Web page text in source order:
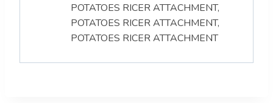
POTATOES RICER ATTACHMENT,
POTATOES RICER ATTACHMENT,
POTATOES RICER ATTACHMENT